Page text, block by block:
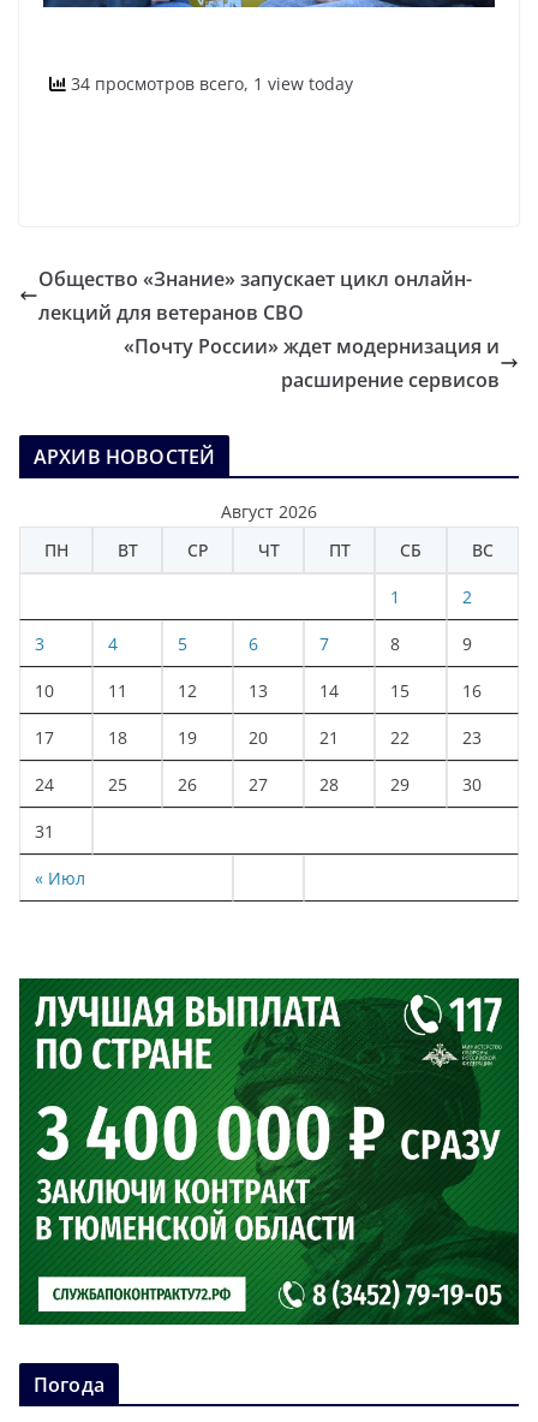
34 просмотров всего, 1 view today
Общество «Знание» запускает цикл онлайн-
лекций для ветеранов СВО
«Почту России» ждет модернизация и
расширение сервисов
АРХИВ НОВОСТЕЙ
Август 2026
ПН
ВТ СР ЧТ ПТ СБ ВС
« Июл
1 2
3 4 5 6 7 8 9
10 11 12 13 14 15 16
17 18 19 20 21 22 23
24 25 26 27 28 29 30
31
Погода